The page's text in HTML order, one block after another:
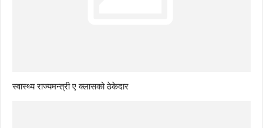
स्वास्थ्य राज्यमन्त्री ए क्लासको ठेकेदार